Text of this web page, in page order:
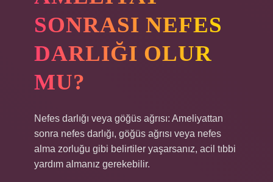
SONRASI NEFES
DARLIĞI OLUR
MU?
Nefes darlığı veya göğüs ağrısı: Ameliyattan
sonra nefes darlığı, göğüs ağrısı veya nefes
alma zorluğu gibi belirtiler yaşarsanız, acil tıbbi
yardım almanız gerekebilir.